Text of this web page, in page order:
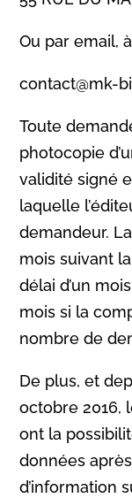
Ou par email,
contact@mk-
Toute
photocopie
validité signé
laquelle
demandeur.
mois suivant
délai d’un
mois si la
nombre de
De plus, et
octobre 2016,
ont la
données
d’information